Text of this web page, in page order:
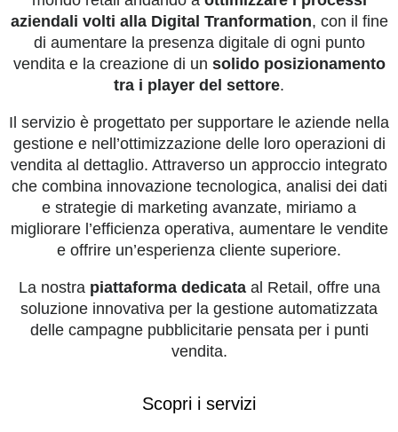
aziendali volti alla Digital Tranformation, con il fine
di aumentare la presenza digitale di ogni punto
vendita e la creazione di un solido posizionamento
tra i player del settore.
Il servizio è progettato per supportare le aziende nella
gestione e nell’ottimizzazione delle loro operazioni di
vendita al dettaglio. Attraverso un approccio integrato
che combina innovazione tecnologica, analisi dei dati
e strategie di marketing avanzate, miriamo a
migliorare l’efficienza operativa, aumentare le vendite
e offrire un’esperienza cliente superiore.
La nostra piattaforma dedicataal Retail, offre una
soluzione innovativa per la gestione automatizzata
delle campagne pubblicitarie pensata per i punti
vendita.
Scopri i servizi